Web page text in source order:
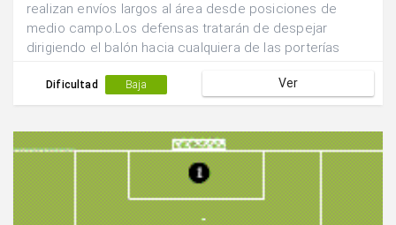
realizan envíos largos al área desde posiciones de
medio campo.Los defensas tratarán de despejar
dirigiendo el balón hacia cualquiera de las porterías
éstas.Dificultad Baja Ver